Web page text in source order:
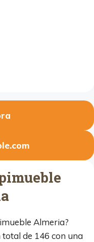
Almeria?
de 146 con una